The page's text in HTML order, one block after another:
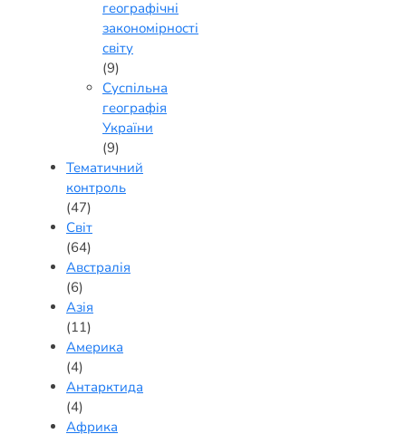
географічні
закономірності
світу
(9)
Суспільна
географія
України
(9)
Тематичний
контроль
(47)
Світ
(64)
Австралія
(6)
Азія
(11)
Америка
(4)
Антарктида
(4)
Африка